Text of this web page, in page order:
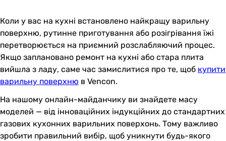
Коли у вас на кухні встановлено найкращу варильну
поверхню, рутинне приготування або розігрівання їжі
перетворюється на приємний розслабляючий процес.
Якщо заплановано ремонт на кухні або стара плита
вийшла з ладу, саме час замислитися про те, щоб купити
варильну поверхню в Vencon.
На нашому онлайн-майданчику ви знайдете масу
моделей — від інноваційних індукційних до стандартних
газових кухонних варильних поверхонь. Тому важливо
зробити правильний вибір, щоб уникнути будь-якого